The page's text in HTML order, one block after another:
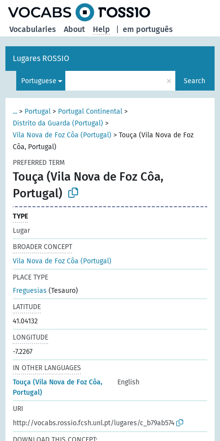
em português
Vocabularies About Help
Lugares ROSSIO
Portuguese × Search
... > Portugal > Portugal Continental >
Distrito da Guarda (Portugal) >
Vila Nova de Foz Côa (Portugal) >Touça (Vila Nova de Foz
Côa, Portugal)
PREFERRED TERM
Touça (Vila Nova de Foz Côa,
Portugal)
TYPE
Lugar
BROADER CONCEPT
Vila Nova de Foz Côa (Portugal)
PLACE TYPE
Freguesias (Tesauro)
LATITUDE
41.04132
LONGITUDE
-7.2267
IN OTHER LANGUAGES
Touça (Vila Nova de Foz Côa,
Portugal)
English
URI
http://vocabs.rossio.fcsh.unl.pt/lugares/c_b79ab574